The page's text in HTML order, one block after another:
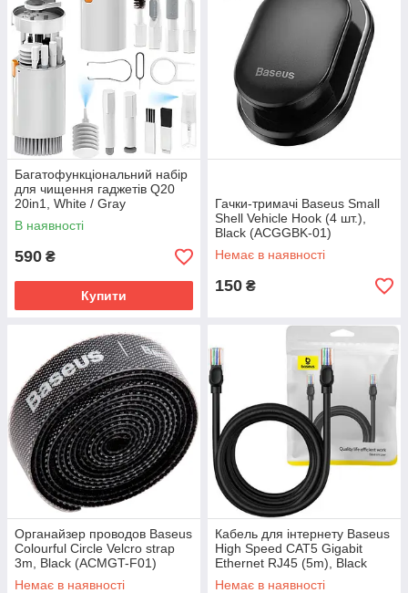
Багатофункціональний набір
для чищення гаджетів Q20
20in1, White / Gray
(2001001727277)
В наявності
590 ₴
Купити
Гачки-тримачі Baseus Small
Shell Vehicle Hook (4 шт.),
Black (ACGGBK-01)
Немає в наявності
150 ₴
Органайзер проводов Baseus
Colourful Circle Velcro strap
3m, Black (ACMGT-F01)
Немає в наявності
Кабель для інтернету Baseus
High Speed CAT5 Gigabit
Ethernet RJ45 (5m), Black
(B00133206111-05)
Немає в наявності